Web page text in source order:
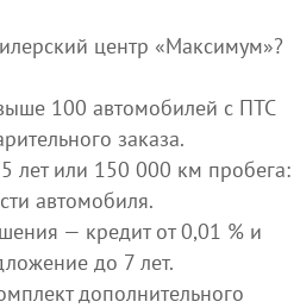
центр «Максимум»?
100 автомобилей с ПТС
заказа.
лет или 150 000 км пробега:
автомобиля.
— кредит от 0,01 % и
до 7 лет.
дополнительного